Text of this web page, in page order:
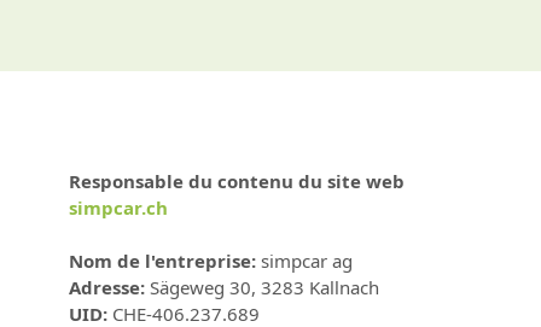
Responsable du contenu du site web
simpcar.ch
Nom de l'entreprise:simpcar ag
Adresse:Sägeweg 30, 3283 Kallnach
UID:CHE-406.237.689